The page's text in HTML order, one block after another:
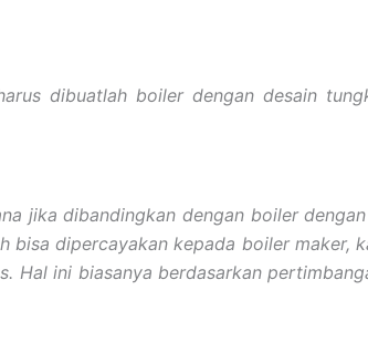
dibuatlah boiler dengan desain
jika dibandingkan dengan boiler
dipercayakan kepada boiler maker,
Hal ini biasanya berdasarkan